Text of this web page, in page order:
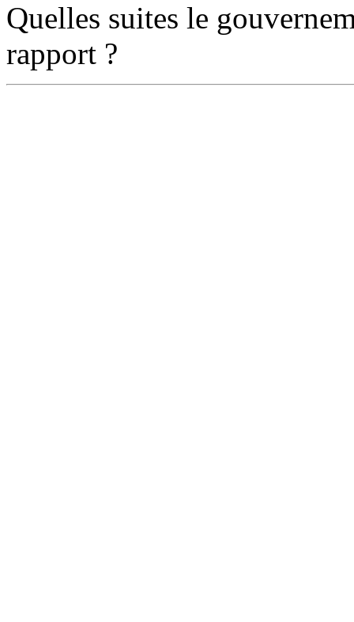
Quelles suites le
rapport ?